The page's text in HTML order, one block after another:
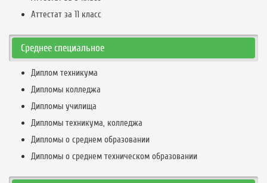
Аттестат за 11 класс
Среднее специальное
Диплом техникума
Дипломы колледжа
Дипломы училища
Дипломы техникума, колледжа
Дипломы о среднем образовании
Дипломы о среднем техническом образовании